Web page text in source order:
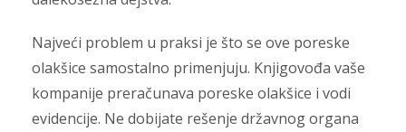
Najveći problem u praksi je što se ove poreske
olakšice samostalno primenjuju. Knjigovođa vaše
kompanije preračunava poreske olakšice i vodi
evidencije. Ne dobijate rešenje državnog organa